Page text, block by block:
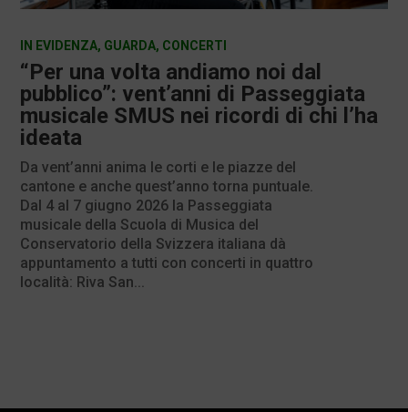
“Per una volta andiamo noi dal
pubblico”: vent’anni di Passeggiata
musicale SMUS nei ricordi di chi l’ha
ideata
IN EVIDENZA, GUARDA, CONCERTI
Da vent’anni anima le corti e le piazze del
cantone e anche quest’anno torna puntuale.
Dal 4 al 7 giugno 2026 la Passeggiata
musicale della Scuola di Musica del
Conservatorio della Svizzera italiana dà
appuntamento a tutti con concerti in quattro
località: Riva San...